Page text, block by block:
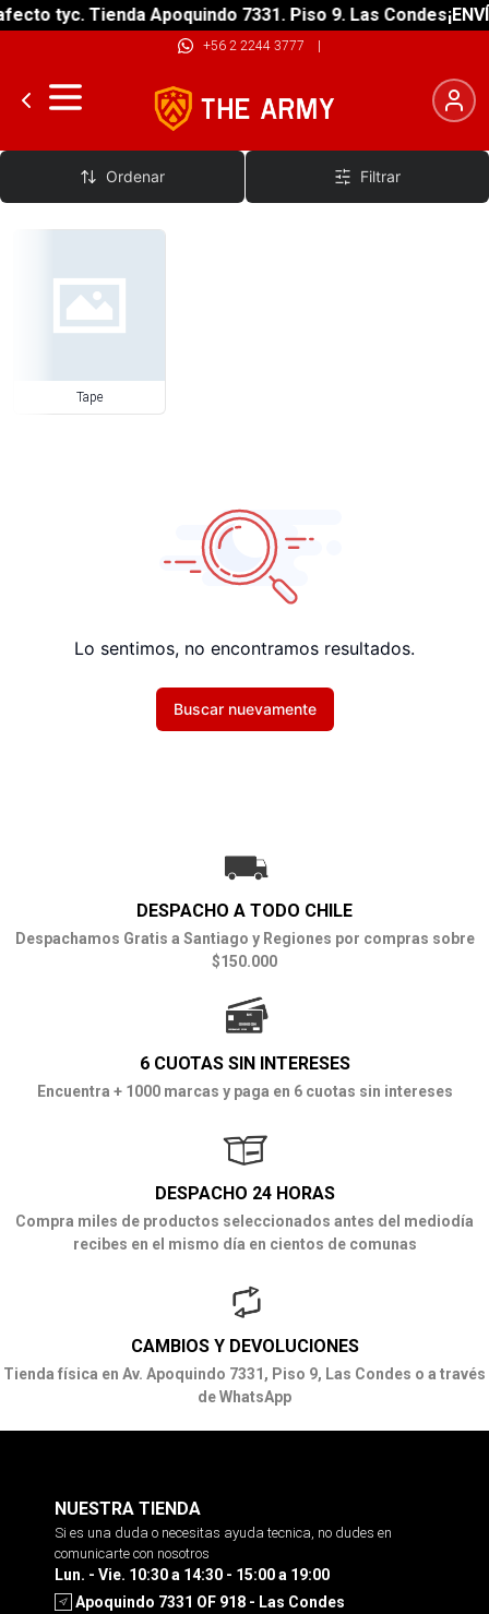
tyc. Tienda Apoquindo 7331. Piso 9. Las Condes
+56 2 2244 3777 |
Tape
Ordenar Filtrar
Tape
Lo sentimos, no encontramos resultados.
Buscar nuevamente
DESPACHO A TODO CHILE
Despachamos Gratis a Santiago y Regiones por compras sobre
$150.000
6 CUOTAS SIN INTERESES
Encuentra + 1000 marcas y paga en 6 cuotas sin intereses
DESPACHO 24 HORAS
Compra miles de productos seleccionados antes del mediodía
recibes en el mismo día en cientos de comunas
CAMBIOS Y DEVOLUCIONES
Tienda física en Av. Apoquindo 7331, Piso 9, Las Condes o a través
de WhatsApp
NUESTRA TIENDA
Si es una duda o necesitas ayuda tecnica, no dudes en
comunicarte con nosotros
Lun. - Vie. 10:30 a 14:30 - 15:00 a 19:00
Apoquindo 7331 OF 918 - Las Condes